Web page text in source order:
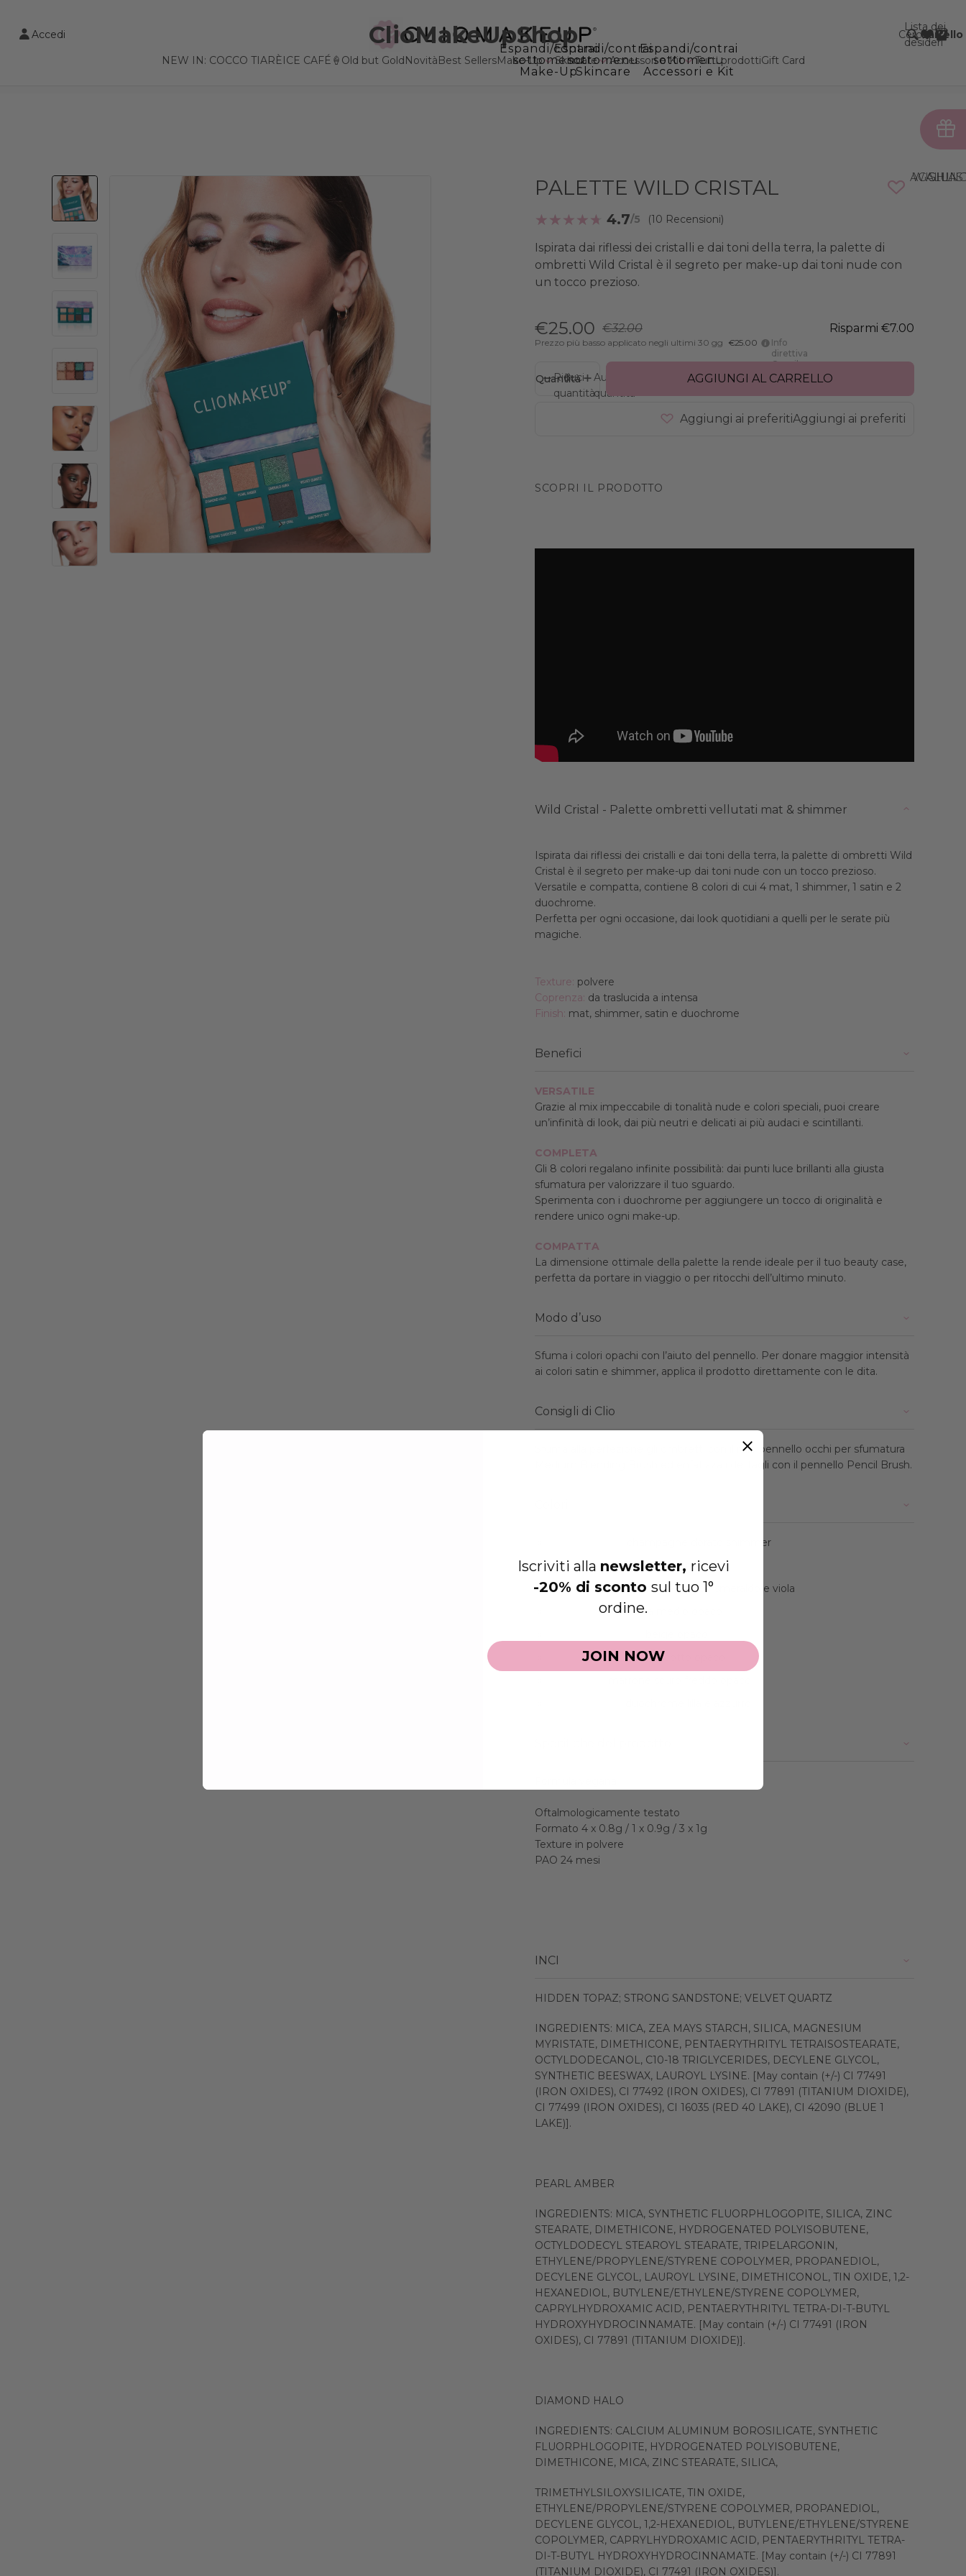
Accedi ClioMakeUpShop Cerca
Lista dei
desideri
Carrello
NEW IN: COCCO TIARÈICE CAFÉ🍦 Old but GoldNovitàBest SellersMake-Up
Espandi/contrai
sottomenu
Make-Up
Skincare
Espandi/contrai
sottomenu
Skincare
Accessori e Kit
Espandi/contrai
sottomenu
Accessori e Kit
Tutti prodottiGift Card
PALETTE WILD CRISTAL AGGIUNGI ALLA
4.7 (10 Recensioni)
Ispirata dai riflessi dei cristalli e dai toni della terra, la palette di
ombretti Wild Cristal è il segreto per make-up dai toni nude con
un tocco prezioso.
€25.00 €32.00 Risparmi €7.00
Prezzo più basso applicato negli ultimi 30 gg €25.00
Info
direttiva
Omnibus
Riduci
quantità
Quantità
Aumenta
quantità
AGGIUNGI AL CARRELLO
Aggiungi ai preferitiAggiungi ai preferiti
SCOPRI IL PRODOTTO
Wild Cristal - Palette ombretti vellutati mat & shimmer
Ispirata dai riflessi dei cristalli e dai toni della terra, la palette di ombretti Wild
Cristal è il segreto per make-up dai toni nude con un tocco prezioso.
Versatile e compatta, contiene 8 colori di cui 4 mat, 1 shimmer, 1 satin e 2
duochrome.
Perfetta per ogni occasione, dai look quotidiani a quelli per le serate più
magiche.
Texture: polvere
Coprenza: da traslucida a intensa
Finish: mat, shimmer, satin e duochrome
Benefici
VERSATILE
Grazie al mix impeccabile di tonalità nude e colori speciali, puoi creare
un’infinità di look, dai più neutri e delicati ai più audaci e scintillanti.
COMPLETA
Gli 8 colori regalano infinite possibilità: dai punti luce brillanti alla giusta
sfumatura per valorizzare il tuo sguardo.
Sperimenta con i duochrome per aggiungere un tocco di originalità e
rendere unico ogni make-up.
COMPATTA
La dimensione ottimale della palette la rende ideale per il tuo beauty case,
perfetta da portare in viaggio o per ritocchi dell’ultimo minuto.
Modo d’uso
Sfuma i colori opachi con l’aiuto del pennello. Per donare maggior intensità
ai colori satin e shimmer, applica il prodotto direttamente con le dita.
Consigli di Clio
Sfuma alla perfezione gli ombretti con il mio pennello occhi per sfumatura
Medium Blending Brush ed enfatizza i dettagli con il pennello Pencil Brush.
champagne dorato shimmer
Pearl Amber:bronzo satinato
Emerald Aura:duochrome verde smeraldo e viola
Velvet Quartz:malva medio opaco
Hidden Topaz:
color biscotto opaco
Oftalmologicamente testato
Formato 4 x 0.8g / 1 x 0.9g / 3 x 1g
Texture in polvere
PAO 24 mesi
INCI
HIDDEN TOPAZ; STRONG SANDSTONE; VELVET QUARTZ
INGREDIENTS: MICA, ZEA MAYS STARCH, SILICA, MAGNESIUM
MYRISTATE, DIMETHICONE, PENTAERYTHRITYL TETRAISOSTEARATE,
OCTYLDODECANOL, C10-18 TRIGLYCERIDES, DECYLENE GLYCOL,
SYNTHETIC BEESWAX, LAUROYL LYSINE. [May contain (+/-) CI 77491
(IRON OXIDES), CI 77492 (IRON OXIDES), CI 77891 (TITANIUM DIOXIDE),
CI 77499 (IRON OXIDES), CI 16035 (RED 40 LAKE), CI 42090 (BLUE 1
LAKE)].
PEARL AMBER
INGREDIENTS: MICA, SYNTHETIC FLUORPHLOGOPITE, SILICA, ZINC
STEARATE, DIMETHICONE, HYDROGENATED POLYISOBUTENE,
OCTYLDODECYL STEAROYL STEARATE, TRIPELARGONIN,
ETHYLENE/PROPYLENE/STYRENE COPOLYMER, PROPANEDIOL,
DECYLENE GLYCOL, LAUROYL LYSINE, DIMETHICONOL, TIN OXIDE, 1,2-
HEXANEDIOL, BUTYLENE/ETHYLENE/STYRENE COPOLYMER,
CAPRYLHYDROXAMIC ACID, PENTAERYTHRITYL TETRA-DI-T-BUTYL
HYDROXYHYDROCINNAMATE. [May contain (+/-) CI 77491 (IRON
OXIDES), CI 77891 (TITANIUM DIOXIDE)].
DIAMOND HALO
INGREDIENTS: CALCIUM ALUMINUM BOROSILICATE, SYNTHETIC
FLUORPHLOGOPITE, HYDROGENATED POLYISOBUTENE,
DIMETHICONE, MICA, ZINC STEARATE, SILICA,
TRIMETHYLSILOXYSILICATE, TIN OXIDE,
ETHYLENE/PROPYLENE/STYRENE COPOLYMER, PROPANEDIOL,
DECYLENE GLYCOL, 1,2-HEXANEDIOL, BUTYLENE/ETHYLENE/STYRENE
COPOLYMER, CAPRYLHYDROXAMIC ACID, PENTAERYTHRITYL TETRA-
DI-T-BUTYL HYDROXYHYDROCINNAMATE. [May contain (+/-) CI 77891
(TITANIUM DIOXIDE), CI 77491 (IRON OXIDES)].
Iscriviti alla newsletter, ricevi
-20% di sconto sul tuo 1°
ordine.
JOIN NOW